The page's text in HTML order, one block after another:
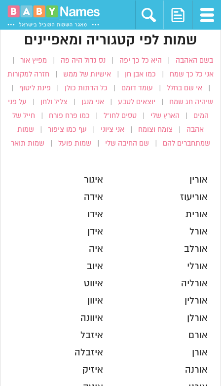
שמות לפי קטגוריה ומאפיינים
בשם האהבה היא כל כך יפה נס גדול היה פה מפיץ אור
אני כל כך שמח כמו אבן חן אישיות של ממש חזרה למקורות
|אי שם בחלל עומד דומם כל הדתות כולן פינת ליטוף
שיהיה חג שמח יוצאים לטבע אני מנגן צליל ולחן על פני
המים הארץ שלי טסים לחו”ל כמו פרח פורח חייל של
אהבה צומח וצומח אני ציוני עף כמו ציפור שמות
שמתחברים להם שם החיבה שלי שמות פועל שמות תואר
אורין
אוריעוז
אורית
אורל
אורלב
אורלי
אורליה
אורלין
אורלן
אורם
אורן
אורנה
איגור
אידה
אידו
אידן
איה
איוב
איווט
איוון
איוונה
איזבל
איזבלה
איזיק